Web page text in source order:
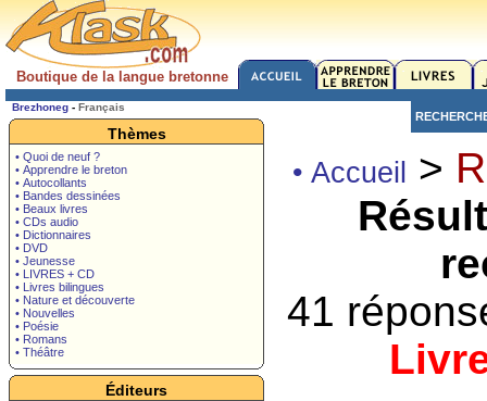
Boutique de la langue bretonne
Brezhoneg - Français
Thèmes
• Quoi de neuf ?
• Apprendre le breton
• Autocollants
• Bandes dessinées
• Beaux livres
• CDs audio
• Dictionnaires
• DVD
• Jeunesse
• LIVRES + CD
• Livres bilingues
• Nature et découverte
• Nouvelles
• Poésie
• Romans
• Théâtre
Éditeurs
• Accueil >
41